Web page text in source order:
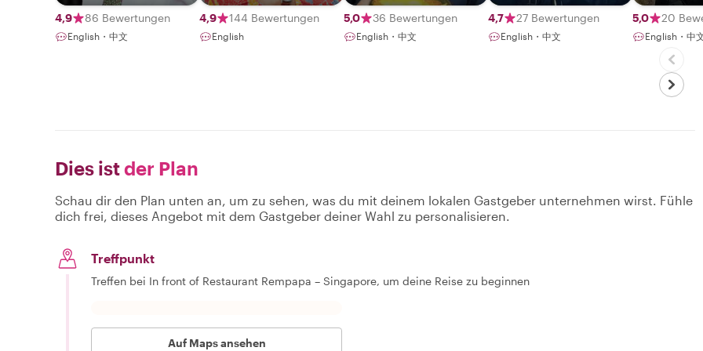
4,9 86 Bewertungen
English・中文
4,9 144 Bewertungen
English
5,0 36 Bewertungen
English・中文
4,7
27 Bewertungen
English・中文
5,0 20
English・中
Dies istder Plan
Schau dir den Plan unten an, um zu sehen, was du mit deinem lokalen Gastgeber unternehmen wirst. Fühle
dich frei, dieses Angebot mit dem Gastgeber deiner Wahl zu personalisieren.
Treffpunkt
Treffen bei In front of Restaurant Rempapa – Singapore, um deine Reise zu beginnen
Auf Maps ansehen